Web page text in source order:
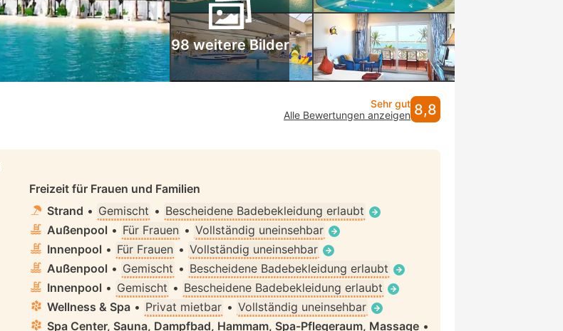
98 weitere Bilder
Sehr gut
Alle Bewertungen anzeigen 8,8
Freizeit für Frauen und Familien
Strand • Gemischt • Bescheidene Badebekleidung erlaubt
Außenpool • Für Frauen • Vollständig uneinsehbar
Innenpool • Für Frauen • Vollständig uneinsehbar
Außenpool • Gemischt • Bescheidene Badebekleidung erlaubt
Innenpool • Gemischt • Bescheidene Badebekleidung erlaubt
Wellness & Spa • Privat mietbar • Vollständig uneinsehbar
Spa Center, Sauna, Dampfbad, Hammam, Spa-Pflegeraum, Massage •